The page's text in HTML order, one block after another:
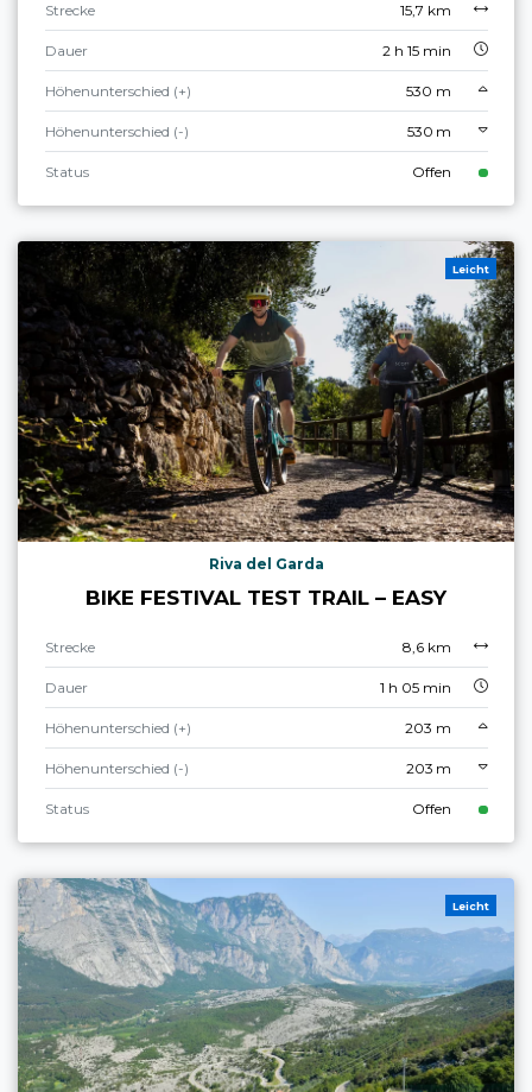
Strecke 15,7 km
Dauer 2 h 15 min
Höhenunterschied (+) 530 m
Höhenunterschied (-) 530 m
Status Offen
Leicht
Riva del Garda
BIKE FESTIVAL TEST TRAIL – EASY
Strecke 8,6 km
Dauer 1 h 05 min
Höhenunterschied (+) 203 m
Höhenunterschied (-) 203 m
Status Offen
Leicht